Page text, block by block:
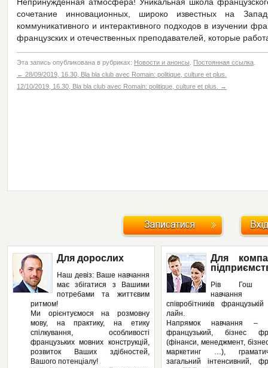
сочетание инновационных, широко известных на
коммуникативного и интерактивного подходов в изучении
французских и отечественных преподавателей, которые
Эта запись опубликована в рубриках: Новости и анонсы Постоянная ссылка
← 28/09/2019, 16.30, Bla bla club avec Romain: politique, culture et plus.
12/10/2019, 16.30, Bla bla club avec Romain: politique, culture et plus.
→
Для дорослих
Наш девіз: Ваше навчання
має збігатися з Вашими
потребами та життєвим
ритмом!
Ми орієнтуємося на розмовну
мову, на практику, на етику
спілкування, особливості
французьких мовних конструкцій,
розвиток Ваших здібностей,
Вашого потенціалу!
Для
Рів Гош
навчання
співробітників
лайн.
Напрямок навчання –
французький, бізнес
(фінанси, менеджмент,
маркетинг …),
загальний інтенсивний,